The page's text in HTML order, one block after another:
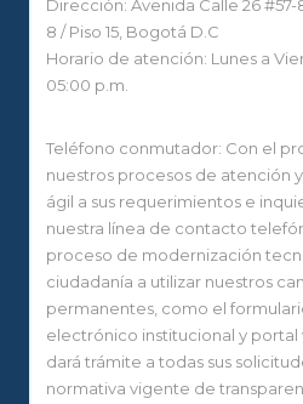
Dirección: Avenida Calle 26 #57-
8 / Piso 15, Bogotá D.C
Horario de atención: Lunes a
05:00 p.m.
Teléfono conmutador: Con el
nuestros procesos de atención
ágil a sus requerimientos e
nuestra línea de contacto
proceso de modernización
ciudadanía a utilizar nuestros
permanentes, como el
electrónico institucional y
dará trámite a todas sus
normativa vigente de